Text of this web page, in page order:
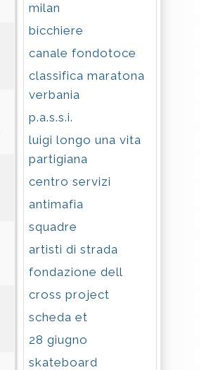
milan
bicchiere
canale fondotoce
classifica maratona
verbania
p.a.s.s.i.
luigi longo una vita
partigiana
centro servizi
antimafia
squadre
artisti di strada
fondazione dell
cross project
scheda et
28 giugno
skateboard